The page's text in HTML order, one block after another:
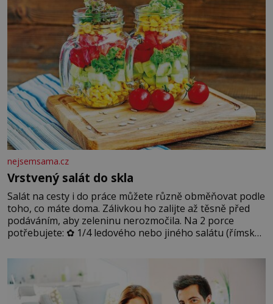
nejsemsama.cz
Vrstvený salát do skla
Salát na cesty i do práce můžete různě obměňovat podle
toho, co máte doma. Zálivkou ho zalijte až těsně před
podáváním, aby zeleninu nerozmočila. Na 2 porce
potřebujete: ✿ 1/4 ledového nebo jiného salátu (římský
okurky ✿ 2 rajčata Zálivka: ✿ 4 lžíce olivového oleje ✿ 1
lžíci citronové šťávy ✿ ½ stroužku